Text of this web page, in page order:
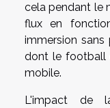
cela pendant le
flux en
immersion
dont le football
mobile.
L'impact de